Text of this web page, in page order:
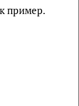
пример.